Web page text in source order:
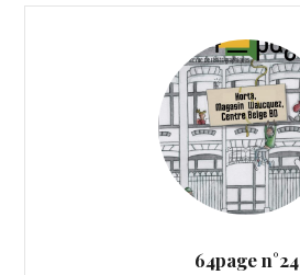
64page n°24